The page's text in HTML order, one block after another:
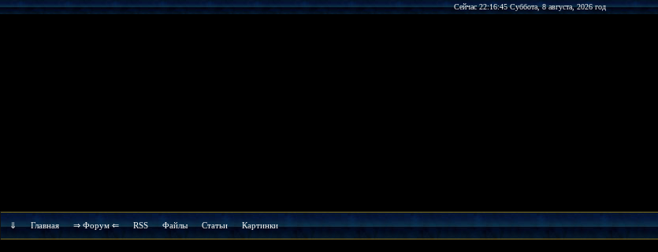
Сейчас 22:16:45 Суббота, 8 августа, 2026 год
⇓ Главная ⇒ Форум ⇐ RSS Файлы Cтатьи Картинки